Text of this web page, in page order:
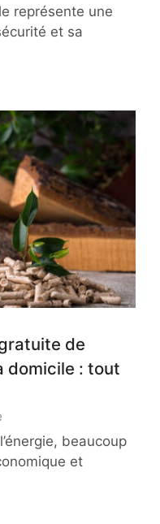
Entretien
de
la
durée
de
représente une
et sa
de
domicile : tout
Profiter
de
la
beaucoup
et